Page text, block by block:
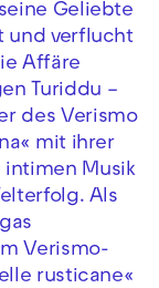
Geliebte
und verflucht
Affäre
Turiddu –
des Verismo
mit ihrer
Musik
Als
Verismo-
rusticane«